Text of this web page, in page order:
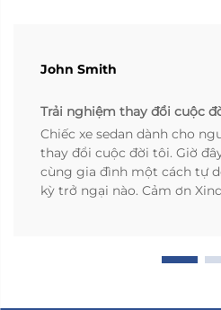
John Smith
Trải nghiệm thay đổi cuộc
Chiếc xe sedan dành cho
thay đổi cuộc đời tôi. Giờ
cùng gia đình một cách tự
kỳ trở ngại nào. Cảm ơn